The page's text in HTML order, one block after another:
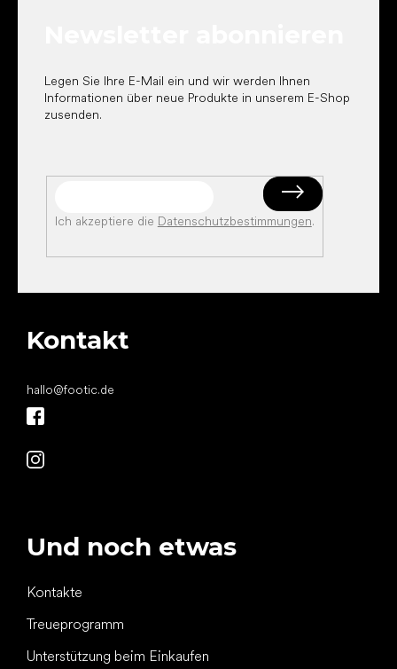
Legen Sie Ihre E-Mail ein und wir werden Ihnen
Informationen über neue Produkte in unserem E-Shop
zusenden.
Ich akzeptiere die Datenschutzbestimmungen.
Kontakt
hallo@footic.de
Und noch etwas
Kontakte
Treueprogramm
Unterstützung beim Einkaufen